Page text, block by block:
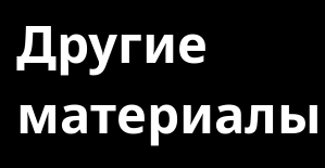
Другие